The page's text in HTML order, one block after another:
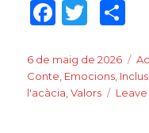
F
c
e
T
it
te p
Posted
on
6 de maig de 2026
Conte Emocions
l'acàcia ,Valors